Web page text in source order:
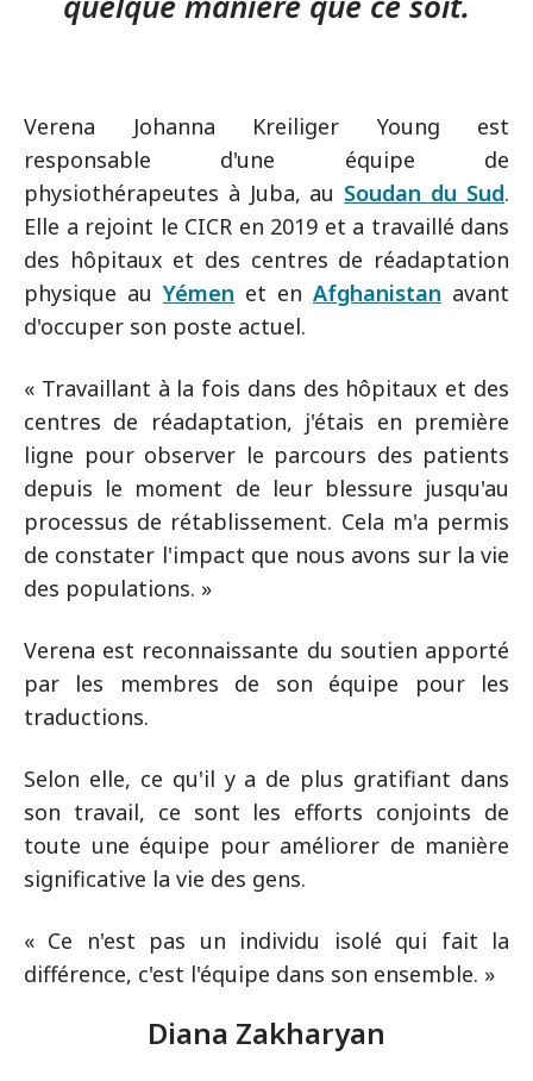
Verena Johanna Kreiliger Young est
responsable d'une équipe de
physiothérapeutes à Juba, au Soudan du Sud.
Elle a rejoint le CICR en 2019 et a travaillé dans
des hôpitaux et des centres de réadaptation
physique au Yémen et en Afghanistan avant
d'occuper son poste actuel.
« Travaillant à la fois dans des hôpitaux et des
centres de réadaptation, j'étais en première
ligne pour observer le parcours des patients
depuis le moment de leur blessure jusqu'au
processus de rétablissement. Cela m'a permis
de constater l'impact que nous avons sur la vie
des populations. »
Verena est reconnaissante du soutien apporté
par les membres de son équipe pour les
traductions.
Selon elle, ce qu'il y a de plus gratifiant dans
son travail, ce sont les efforts conjoints de
toute une équipe pour améliorer de manière
significative la vie des gens.
« Ce n'est pas un individu isolé qui fait la
différence, c'est l'équipe dans son ensemble. »
Diana Zakharyan